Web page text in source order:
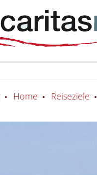
Home Reiseziele